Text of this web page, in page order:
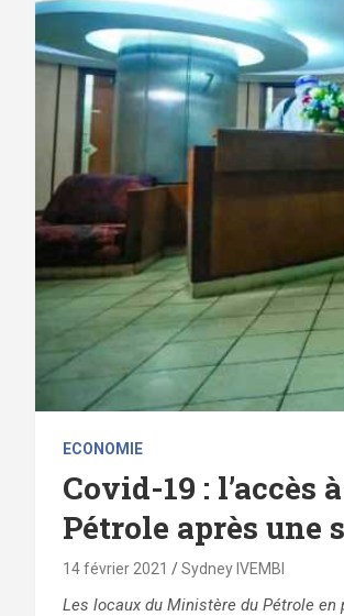
ECONOMIE
Covid-19 :
Pétrole après une
14 février 2021 Sydney IVEMBI
Les locaux du Ministère du Pétrole